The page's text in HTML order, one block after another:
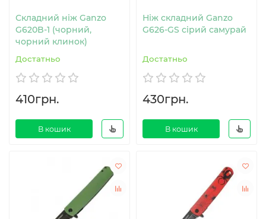
Складний ніж Ganzo
G620B-1 (чорний,
чорний клинок)
Достатньо
410грн.
В кошик
Ніж складний Ganzo
G626-GS сiрий самурай
Достатньо
430грн.
В кошик